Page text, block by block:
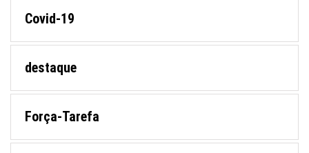
Covid-19
destaque
Força-Tarefa